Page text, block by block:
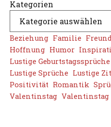
Kategorien
Beziehung Familie
Hoffnung Humor
Lustige Geburtstagssprüche
Lustige Sprüche Lustige
Positivität Romantik
Valentinstag Valentinstag